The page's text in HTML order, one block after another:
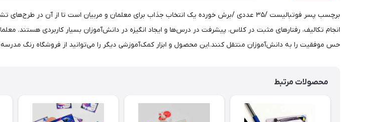
برچسب پسر فوتبالیست /۳۵ عددی /برش خورده یک انتخاب جذاب برای معلمان و مربیان است تا از آن
انجام تکالیف، رفتارهای مثبت در کلاس، پیشرفت در درس‌ها و ایجاد انگیزه در دانش‌آموزان بسیار کاربردی هستند.
حس موفقیت را به دانش‌آموزان منتقل کنند.این محصول و ابزار کمک‌آموزشی دیگر را می‌توانید از فروشگاه رنگ مدرسه
محصولات مرتبط